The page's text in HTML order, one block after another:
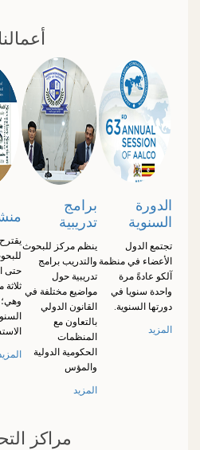
أعمالنا
حتى
وهي؛
برامج
تدريبية
ينظم مركز للبحوث
والتدريب برامج
تدريبية حول
مواضيع مختلفة في
القانون الدولي
بالتعاون مع
المنظمات
الحكومية الدولية
والمؤس
المزيد
الدورة
السنوية
تجتمع الدول
الأعضاء في منظمة
آلكو عادةً مرة
واحدة سنويا في
دورتها السنوية.
المزيد
مراكز